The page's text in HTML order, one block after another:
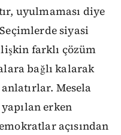
uyulmaması diye
siyasi
farklı çözüm
bağlı kalarak
Mesela
erken
açısından